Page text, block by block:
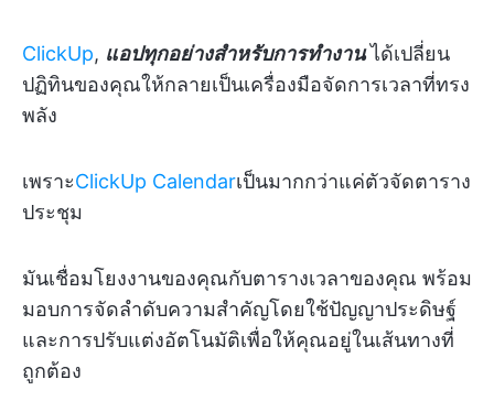
ClickUp, แอปทุกอย่างสำหรับการทำงานได้เปลี่ยน
ปฏิทินของคุณให้กลายเป็นเครื่องมือจัดการเวลาที่ทรง
พลัง
เพราะClickUp Calendarเป็นมากกว่าแค่ตัวจัดตาราง
ประชุม
มันเชื่อมโยงงานของคุณกับตารางเวลาของคุณ พร้อม
มอบการจัดลำดับความสำคัญโดยใช้ปัญญาประดิษฐ์
และการปรับแต่งอัตโนมัติเพื่อให้คุณอยู่ในเส้นทางที่
ถูกต้อง